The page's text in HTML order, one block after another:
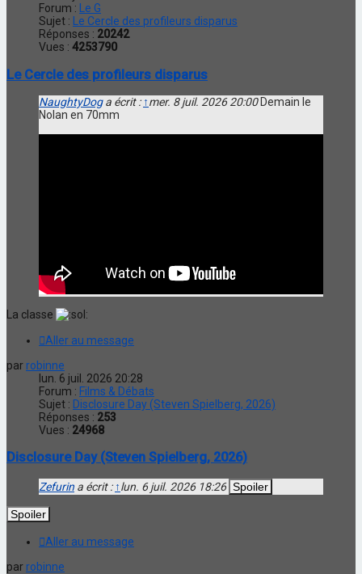
Forum : Le G
Sujet : Le Cercle des profileurs disparus
Réponses : 20242
Vues : 4253790
Le Cercle des profileurs disparus
NaughtyDoga écrit : ↑mer. 8 juil. 2026 20:00Demain le
Nolan en 70mm
La classe
Aller au message
par robinne
lun. 6 juil. 2026 20:28
Forum : Films & Débats
Sujet : Disclosure Day (Steven Spielberg, 2026)
Réponses : 253
Vues : 24968
Disclosure Day (Steven Spielberg, 2026)
Zefurin a écrit : ↑lun. 6 juil. 2026 18:26
Aller au message
par robinne